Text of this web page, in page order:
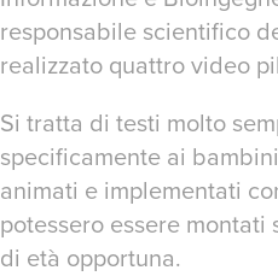
responsabile scientifico
realizzato quattro video
Si tratta di testi molto
specificamente ai
animati e implementati
potessero essere
di età opportuna.